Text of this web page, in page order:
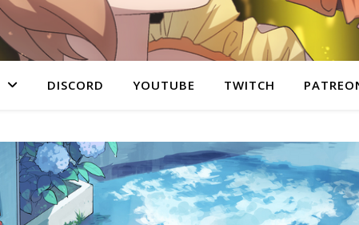
DISCORD YOUTUBE TWITCH